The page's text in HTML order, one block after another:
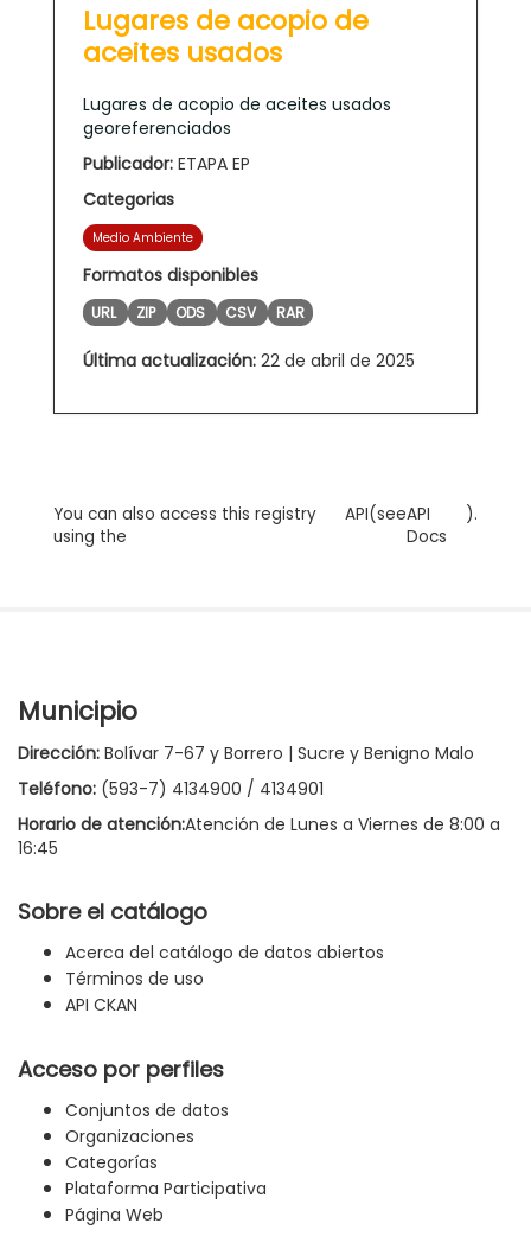
Lugares de acopio de
aceites usados
Lugares de acopio de aceites usados
georeferenciados
Publicador: ETAPA EP
Categorias
Medio Ambiente
Formatos disponibles
URL ZIP ODS CSV RAR
Última actualización: 22 de abril de 2025
You can also access this registry
using the
API(seeAPI
Docs
).
Municipio
Dirección: Bolívar 7-67 y Borrero | Sucre y Benigno Malo
Teléfono: (593-7) 4134900 / 4134901
Horario de atención:Atención de Lunes a Viernes de 8:00 a
16:45
Sobre el catálogo
Acerca del catálogo de datos abiertos
Términos de uso
API CKAN
Acceso por perfiles
Conjuntos de datos
Organizaciones
Categorías
Plataforma Participativa
Página Web